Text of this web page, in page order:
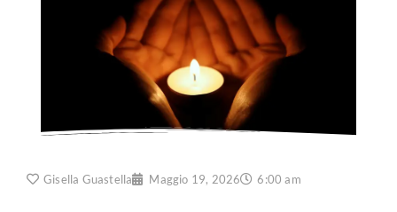
Gisella Guastella Maggio 19, 2026 6:00 am